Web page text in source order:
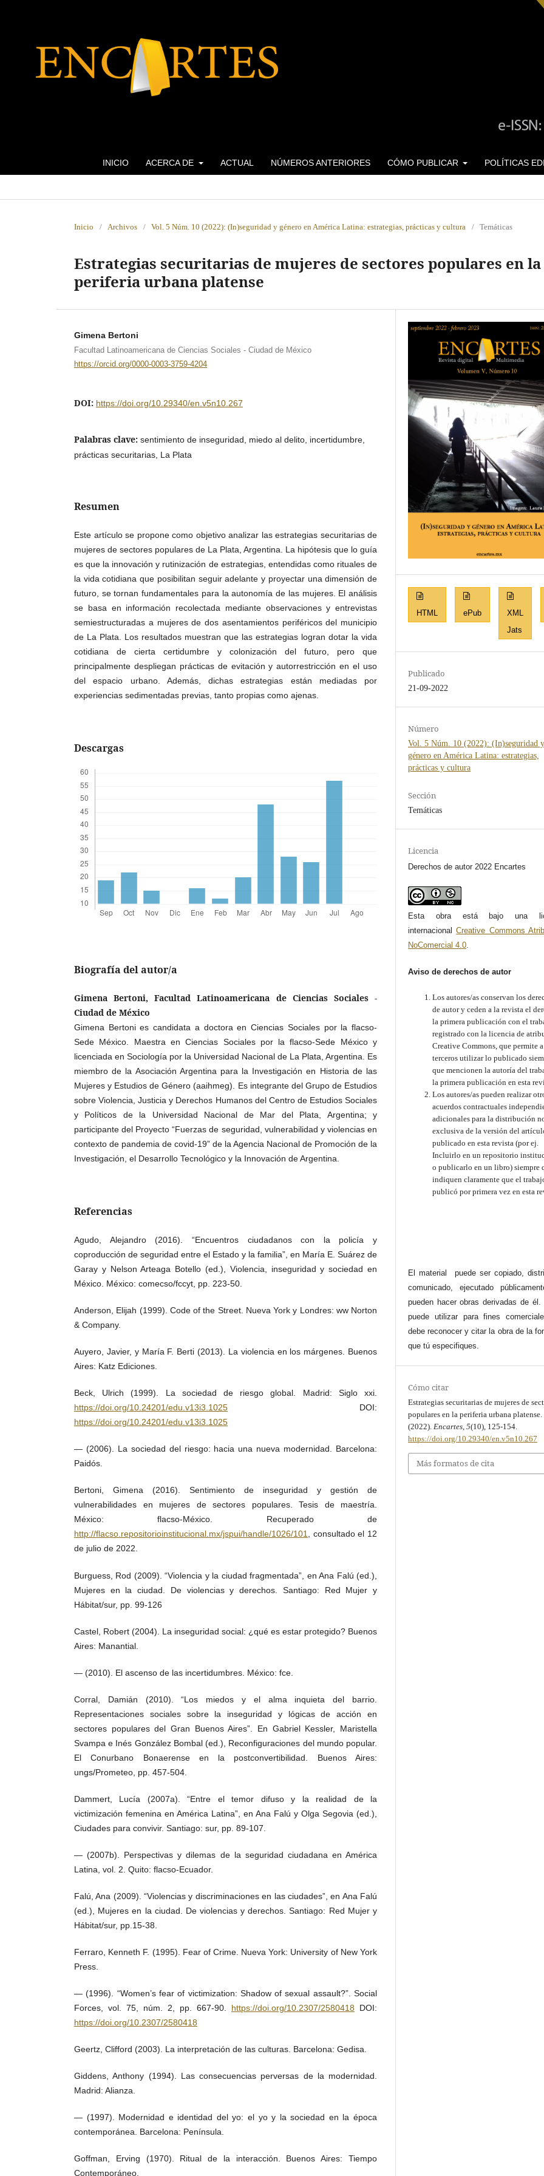
INICIO ACERCA DE ACTUAL NÚMEROS ANTERIORES CÓMO PUBLICAR POLÍTICAS
Inicio / Archivos / Vol. 5 Núm. 10 (2022): (In)seguridad y género en América Latina: estrategias, prácticas y cultura / Temáticas
Estrategias securitarias de mujeres de sectores populares en la
periferia urbana platense
Gimena Bertoni
Facultad Latinoamericana de Ciencias Sociales - Ciudad de México
https://orcid.org/0000-0003-3759-4204
DOI: https://doi.org/10.29340/en.v5n10.267
Palabras clave: sentimiento de inseguridad, miedo al delito, incertidumbre,
prácticas securitarias, La Plata
Resumen
Este artículo se propone como objetivo analizar las estrategias securitarias de
mujeres de sectores populares de La Plata, Argentina. La hipótesis que lo guía
es que la innovación y rutinización de estrategias, entendidas como rituales de
la vida cotidiana que posibilitan seguir adelante y proyectar una dimensión de
futuro, se tornan fundamentales para la autonomía de las mujeres. El análisis
se basa en información recolectada mediante observaciones y entrevistas
semiestructuradas a mujeres de dos asentamientos periféricos del municipio
de La Plata. Los resultados muestran que las estrategias logran dotar la vida
cotidiana de cierta certidumbre y colonización del futuro, pero que
principalmente despliegan prácticas de evitación y autorrestricción en el uso
del espacio urbano. Además, dichas estrategias están mediadas por
experiencias sedimentadas previas, tanto propias como ajenas.
Descargas
Biografía del autor/a
Gimena Bertoni, Facultad Latinoamericana de Ciencias Sociales -
Ciudad de México
Gimena Bertoni es candidata a doctora en Ciencias Sociales por la flacso-
Sede México. Maestra en Ciencias Sociales por la flacso-Sede México y
licenciada en Sociología por la Universidad Nacional de La Plata, Argentina. Es
miembro de la Asociación Argentina para la Investigación en Historia de las
Mujeres y Estudios de Género (aaihmeg). Es integrante del Grupo de Estudios
sobre Violencia, Justicia y Derechos Humanos del Centro de Estudios Sociales
y Políticos de la Universidad Nacional de Mar del Plata, Argentina; y
participante del Proyecto “Fuerzas de seguridad, vulnerabilidad y violencias en
contexto de pandemia de covid-19” de la Agencia Nacional de Promoción de la
Investigación, el Desarrollo Tecnológico y la Innovación de Argentina.
Referencias
Agudo, Alejandro (2016). “Encuentros ciudadanos con la policía y
coproducción de seguridad entre el Estado y la familia”, en María E. Suárez de
Garay y Nelson Arteaga Botello (ed.), Violencia, inseguridad y sociedad en
México. México: comecso/fccyt, pp. 223-50.
Anderson, Elijah (1999). Code of the Street. Nueva York y Londres: ww Norton
& Company.
Auyero, Javier, y María F. Berti (2013). La violencia en los márgenes. Buenos
Aires: Katz Ediciones.
Beck, Ulrich (1999). La sociedad de riesgo global. Madrid: Siglo xxi.
https://doi.org/10.24201/edu.v13i3.1025 DOI:
https://doi.org/10.24201/edu.v13i3.1025
— (2006). La sociedad del riesgo: hacia una nueva modernidad. Barcelona:
Paidós.
Bertoni, Gimena (2016). Sentimiento de inseguridad y gestión de
vulnerabilidades en mujeres de sectores populares. Tesis de maestría.
México: flacso-México. Recuperado de
http://flacso.repositorioinstitucional.mx/jspui/handle/1026/101, consultado el 12
de julio de 2022.
Burguess, Rod (2009). “Violencia y la ciudad fragmentada”, en Ana Falú (ed.),
Mujeres en la ciudad. De violencias y derechos. Santiago: Red Mujer y
Hábitat/sur, pp. 99-126
Castel, Robert (2004). La inseguridad social: ¿qué es estar protegido? Buenos
Aires: Manantial.
— (2010). El ascenso de las incertidumbres. México: fce.
Corral, Damián (2010). “Los miedos y el alma inquieta del barrio.
Representaciones sociales sobre la inseguridad y lógicas de acción en
sectores populares del Gran Buenos Aires”. En Gabriel Kessler, Maristella
Svampa e Inés González Bombal (ed.), Reconfiguraciones del mundo popular.
El Conurbano Bonaerense en la postconvertibilidad. Buenos Aires:
ungs/Prometeo, pp. 457-504.
Dammert, Lucía (2007a). “Entre el temor difuso y la realidad de la
victimización femenina en América Latina”, en Ana Falú y Olga Segovia (ed.),
Ciudades para convivir. Santiago: sur, pp. 89-107.
— (2007b). Perspectivas y dilemas de la seguridad ciudadana en América
Latina, vol. 2. Quito: flacso-Ecuador.
Falú, Ana (2009). “Violencias y discriminaciones en las ciudades”, en Ana Falú
(ed.), Mujeres en la ciudad. De violencias y derechos. Santiago: Red Mujer y
Hábitat/sur, pp.15-38.
Ferraro, Kenneth F. (1995). Fear of Crime. Nueva York: University of New York
Press.
— (1996). “Women’s fear of victimization: Shadow of sexual assault?”. Social
Forces, vol. 75, núm. 2, pp. 667-90. https://doi.org/10.2307/2580418 DOI:
https://doi.org/10.2307/2580418
Geertz, Clifford (2003). La interpretación de las culturas. Barcelona: Gedisa.
Giddens, Anthony (1994). Las consecuencias perversas de la modernidad.
Madrid: Alianza.
— (1997). Modernidad e identidad del yo: el yo y la sociedad en la época
contemporánea. Barcelona: Península.
Goffman, Erving (1970). Ritual de la interacción. Buenos Aires: Tiempo
Contemporáneo.
HTML ePub
XML
Jats
Publicado
21-09-2022
Número
Vol. 5 Núm. 10 (2022): (In)seguridad y
género en América Latina: estrategias,
prácticas y cultura
Sección
Temáticas
Licencia
Derechos de autor 2022 Encartes
Esta obra está bajo una
internacionalCreative Commons
NoComercial 4.0.
Aviso de derechos de autor
Los autores/as conservan los
de autor y ceden a la revista el
la primera publicación con el
registrado con la licencia de
Creative Commons, que permite a
terceros utilizar lo publicado
que mencionen la autoría del
la primera publicación en esta
Los autores/as pueden realizar
acuerdos contractuales
adicionales para la distribución
exclusiva de la versión del
publicado en esta revista (por ej.
Incluirlo en un repositorio
o publicarlo en un libro) siempre
indiquen claramente que el
publicó por primera vez en esta
El material puede ser copiado,
comunicado, ejecutado
pueden hacer obras derivadas de él.
puede utilizar para fines
debe reconocer y citar la obra de la
que tú especifiques.
Cómo citar
Estrategias securitarias de mujeres de
populares en la periferia urbana platense.
(2022).Encartes,5(10), 125-154.
https://doi.org/10.29340/en.v5n10.267
Más formatos de cita